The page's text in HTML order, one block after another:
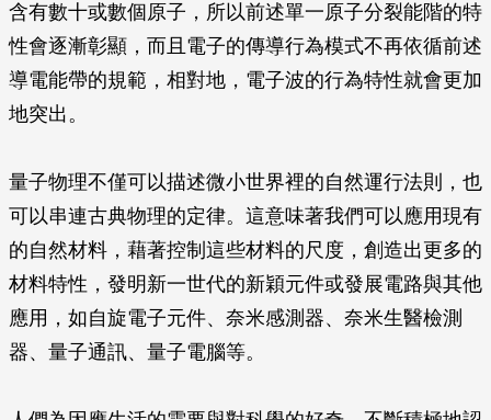
含有數十或數個原子，所以前述單一原子分裂能階的特
性會逐漸彰顯，而且電子的傳導行為模式不再依循前述
導電能帶的規範，相對地，電子波的行為特性就會更加
地突出。
量子物理不僅可以描述微小世界裡的自然運行法則，也
可以串連古典物理的定律。這意味著我們可以應用現有
的自然材料，藉著控制這些材料的尺度，創造出更多的
材料特性，發明新一世代的新穎元件或發展電路與其他
應用，如自旋電子元件、奈米感測器、奈米生醫檢測
器、量子通訊、量子電腦等。